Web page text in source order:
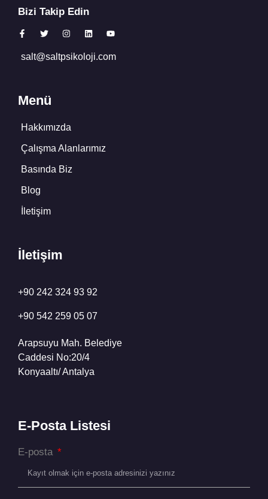
Bizi Takip Edin
salt@saltpsikoloji.com
Menü
Hakkımızda
Çalışma Alanlarımız
Basında Biz
Blog
İletişim
İletişim
+90 242 324 93 92
+90 542 259 05 07
Arapsuyu Mah. Belediye
Caddesi No:20/4
Konyaaltı/ Antalya
E-Posta Listesi
E-posta